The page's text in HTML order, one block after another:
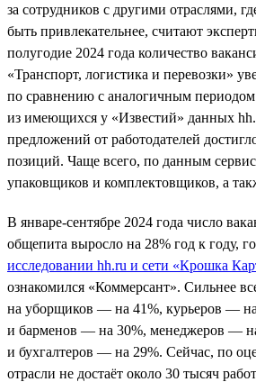
за сотрудников с другими отраслями,
быть привлекательнее, считают
полугодие 2024 года количество
«Транспорт, логистика и перевозки»
по сравнению с аналогичным периодом
из имеющихся у «Известий» данных
предложений от работодателей
позиций. Чаще всего, по данным
упаковщиков и комплектовщиков, а
В январе-сентябре 2024 года число
общепита выросло на 28% год к году,
исследовании hh.ru и сети «Крошка
ознакомился «Коммерсант». Сильнее
на уборщиков — на 41%, курьеров —
и барменов — на 30%, менеджеров —
и бухгалтеров — на 29%. Сейчас, по
отрасли не достаёт около 30 тысяч